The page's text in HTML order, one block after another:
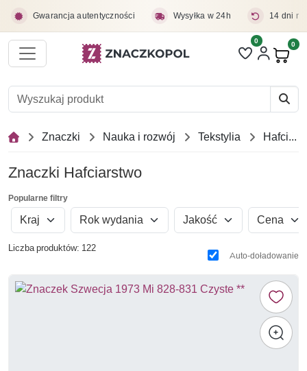
Gwarancja autentyczności Wysyłka w 24h 14 dni
Liczba pozycji
0 0
Znaczki Nauka i rozwój Tekstylia Hafciarstwo
Znaczki Hafciarstwo
Popularne filtry
Kraj Rok wydania Jakość Cena
Liczba produktów: 122
Auto-doładowanie